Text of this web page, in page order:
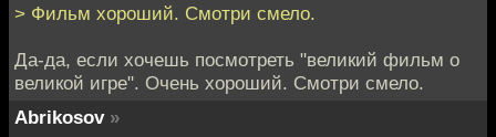
> Фильм хороший. Смотри смело.
Да-да, если хочешь посмотреть "великий фильм о
великой игре". Очень хороший. Смотри смело.
Abrikosov »